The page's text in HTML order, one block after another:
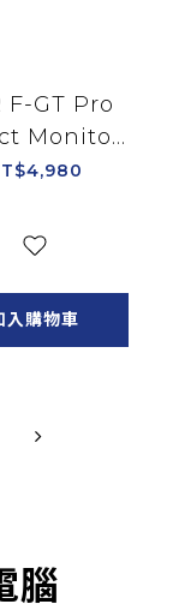
F-GT Pro
Monitor
V2 專用螢
入購物車
腦